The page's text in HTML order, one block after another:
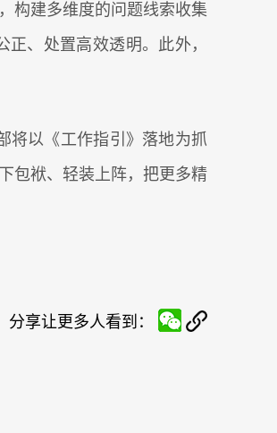
构建多维度的问题线索收集
、处置高效透明。此外，
将以《工作指引》落地为抓
包袱、轻装上阵，把更多精
分享让更多人看到：